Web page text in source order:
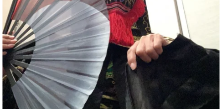
7 X
さらに読み込む